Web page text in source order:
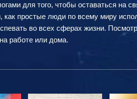
для того, чтобы оставаться на
простые люди по всему миру
во всех сферах жизни.
работе или дома.